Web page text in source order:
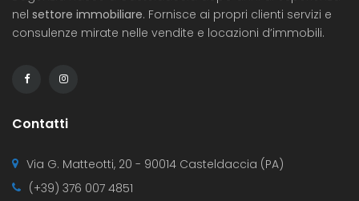
nel settore immobiliare. Fornisce ai propri clienti servizi e
consulenze mirate nelle vendite e locazioni d’immobili.
Contatti
Via G. Matteotti, 20 - 90014 Casteldaccia (PA)
(+39) 376 007 4851